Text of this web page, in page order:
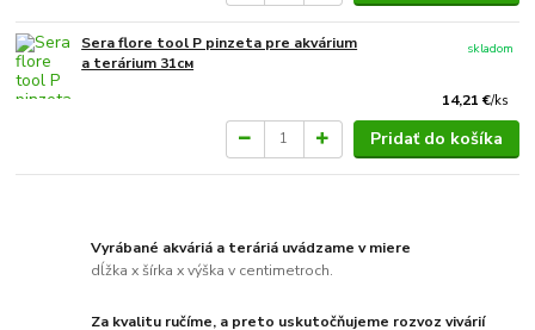
Sera flore tool P pinzeta pre akvárium
a terárium 31см
14,21 €/ks
skladom
Pridať do košíka
Vyrábané akváriá a teráriá uvádzame v miere
dĺžka x šírka x výška v centimetroch.
Za kvalitu ručíme, a preto uskutočňujeme rozvoz vivárií